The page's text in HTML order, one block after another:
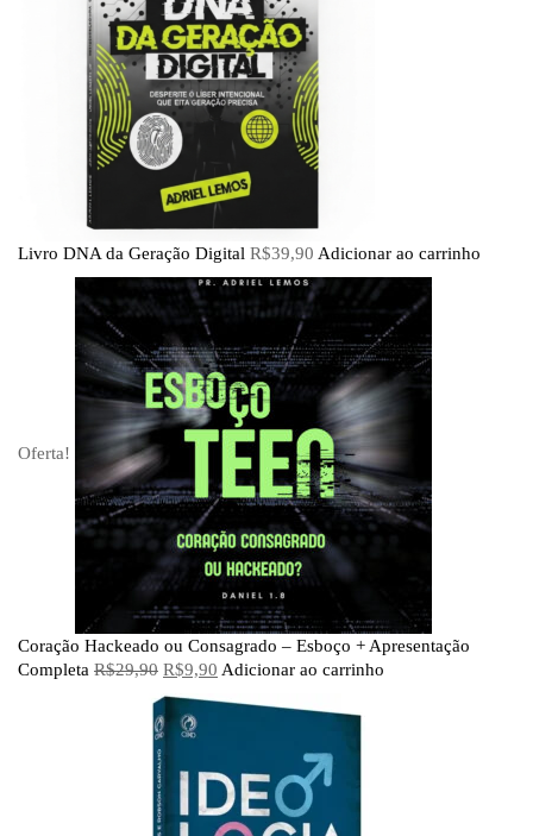
Livro DNA da Geração Digital R$39,90 Adicionar ao carrinho
Oferta!
Coração Hackeado ou Consagrado – Esboço + Apresentação
Completa R$29,90 R$9,90 Adicionar ao carrinho